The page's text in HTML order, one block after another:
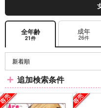
全年齢
21件
成年
26件
追加検索条件